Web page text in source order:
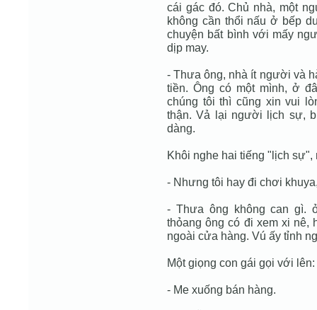
cái gác đó. Chủ nhà, một
không cần thổi nấu ở bếp
chuyện bất bình với mấy
dịp may.
- Thưa ông, nhà ít người và
tiền. Ông có một mình, ở
chúng tôi thì cũng xin vui
thận. Vả lại người lịch sự,
dàng.
Khôi nghe hai tiếng "lịch
- Nhưng tôi hay đi chơi
- Thưa ông không can gì.
thỏang ông có đi xem xi nê,
ngoài cửa hàng. Vú ấy tỉnh
Một giọng con gái gọi với lên:
- Me xuống bán hàng.